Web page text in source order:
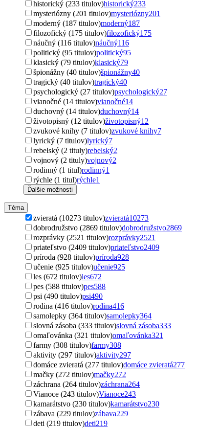
historický (233 titulov)historický233
mysteriózny (201 titulov)mysteriózny201
moderný (187 titulov)moderný187
filozofický (175 titulov)filozofický175
náučný (116 titulov)náučný116
politický (95 titulov)politický95
klasický (79 titulov)klasický79
špionážny (40 titulov)špionážny40
tragický (40 titulov)tragický40
psychologický (27 titulov)psychologický27
vianočné (14 titulov)vianočné14
duchovný (14 titulov)duchovný14
životopisný (12 titulov)životopisný12
zvukové knihy (7 titulov)zvukové knihy7
lyrický (7 titulov)lyrický7
rebelský (2 tituly)rebelský2
vojnový (2 tituly)vojnový2
rodinný (1 titul)rodinný1
rýchle (1 titul)rýchle1
Ďalšie možnosti
Téma
zvieratá (10273 titulov)zvieratá10273
dobrodružstvo (2869 titulov)dobrodružstvo2869
rozprávky (2521 titulov)rozprávky2521
priateľstvo (2409 titulov)priateľstvo2409
príroda (928 titulov)príroda928
učenie (925 titulov)učenie925
les (672 titulov)les672
pes (588 titulov)pes588
psi (490 titulov)psi490
rodina (416 titulov)rodina416
samolepky (364 titulov)samolepky364
slovná zásoba (333 titulov)slovná zásoba333
omaľovánka (321 titulov)omaľovánka321
farmy (308 titulov)farmy308
aktivity (297 titulov)aktivity297
domáce zvieratá (277 titulov)domáce zvieratá277
mačky (272 titulov)mačky272
záchrana (264 titulov)záchrana264
Vianoce (243 titulov)Vianoce243
kamarátstvo (230 titulov)kamarátstvo230
zábava (229 titulov)zábava229
deti (219 titulov)deti219